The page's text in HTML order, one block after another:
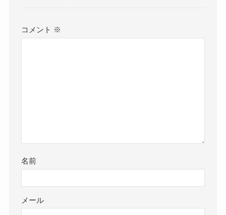
コメント ※
名前
メール